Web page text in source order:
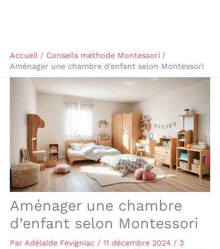
Accueil
Conseils méthode Montessori
Aménager une chambre d’enfant selon Montessori
Aménager une chambre
d’enfant selon Montessori
Par Adélaïde Fevigniac / 11 décembre 2024 / 3